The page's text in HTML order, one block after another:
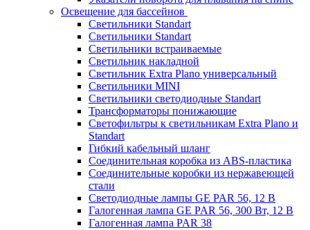
Освещение для бассейнов
Светильники Standart
Светильники Standart
Светильники встраиваемые
Светильник накладной
Светильник Extra Plano универсальный
Светильники MINI
Светильники светодиодные Standart
Трансформаторы понижающие
Светофильтры к светильникам Extra Plano и
Standart
Гибкий кабельный шланг
Соединительная коробка из ABS-пластика
Соединительные коробки из нержавеющей
стали
Светодиодные лампы GE PAR 56, 12 В
Галогенная лампа GE PAR 56, 300 Вт, 12 В
Галогенная лампа PAR 38